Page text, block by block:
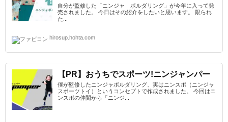
自分が監修した「ニンジャ ボルダリング」が今年に入って発
売されました。 今日はその紹介をしたいと思います。 限られ
た...
hirosup.hohta.com
【PR】おうちでスポーツ!ニンジャンパー
僕が監修したニンジャボルダリング、実はニンスポ（ニンジャ
スポーツトイ）というコンセプトで作成されました。 今回はニ
ンスポの仲間から「ニンジ...